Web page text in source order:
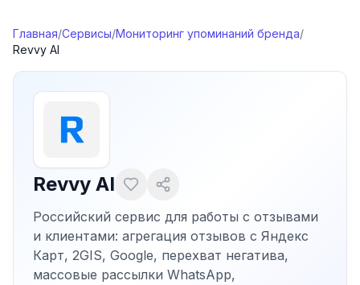
Главная/Сервисы/Мониторинг упоминаний бренда/
Revvy AI
Revvy AI
Российский сервис для работы с отзывами
и клиентами: агрегация отзывов с Яндекс
Карт, 2GIS, Google, перехват негатива,
массовые рассылки WhatsApp,